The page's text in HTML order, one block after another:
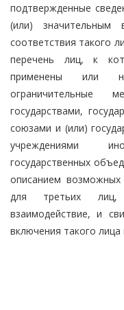
подтвержденные
(или) значительным
соответствия такого
перечень лиц, к
применены или
ограничительные
государствами,
союзами и (или)
учреждениями
государственных
описанием
для третьих лиц,
взаимодействие, и
включения такого лица